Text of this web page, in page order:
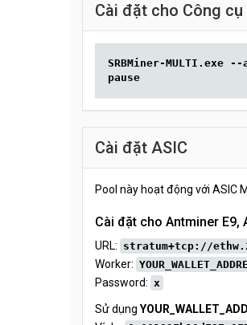
Cài đặt cho Công
SRBMiner-MULTI.exe
pause
Cài đặt ASIC
Pool này hoạt động với ASIC
Cài đặt cho Antminer
URL: stratum+tcp://
Worker:
Password: x
Sử dụng